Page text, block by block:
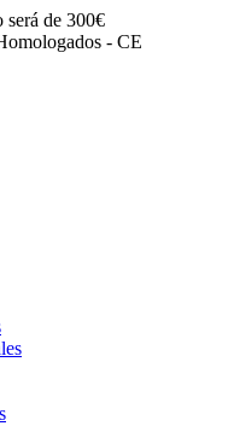
de 300€
- CE